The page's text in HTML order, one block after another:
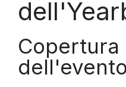
Copertura
dell'evento